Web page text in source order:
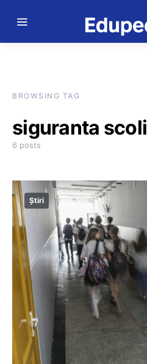
BROWSING TAG
siguranta scoli
6 posts
Știri